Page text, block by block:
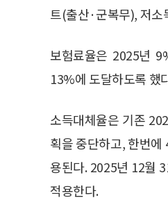
트(출산·군복무), 저소
보험료율은 2025년
13%에 도달하도록 했
소득대체율은 기존
획을 중단하고, 한번
용된다. 2025년 12월
적용한다.